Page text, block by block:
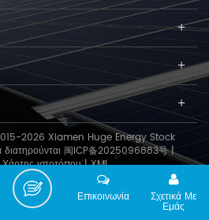
2015-2026 Xiamen Huge Energy Stock
闽ICP备2025096883号|
Χάρτης ιστοτόπου|XML
Σχετικά Με
Εμάς
Επικοινωνία